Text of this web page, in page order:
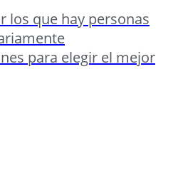
los que hay personas
para elegir el mejor